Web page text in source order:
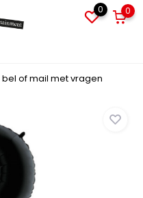
0 0
bel of mail met vragen